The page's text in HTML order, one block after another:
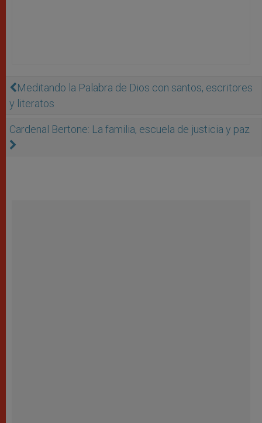
Meditando la Palabra de Dios con santos, escritores
y literatos
Cardenal Bertone: La familia, escuela de justicia y paz